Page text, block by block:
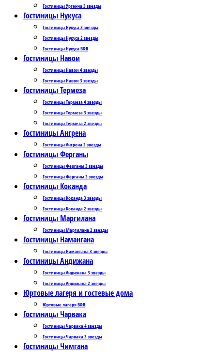
Гостиницы Ургенча 3 звезды
Гостиницы Нукуса
Гостиницы Нукуса 3 звезды
Гостиницы Нукуса 2 звезды
Гостиницы Нукуса B&B
Гостиницы Навои
Гостиницы Навои 4 звезды
Гостиницы Навои 3 звезды
Гостиницы Термеза
Гостиницы Термеза 4 звезды
Гостиницы Термеза 3 звезды
Гостиницы Термеза 2 звезды
Гостиницы Ангрена
Гостиницы Ангрена 2 звезды
Гостиницы Ферганы
Гостиницы Ферганы 3 звезды
Гостиницы Ферганы 2 звезды
Гостиницы Коканда
Гостиницы Коканда 3 звезды
Гостиницы Коканда 2 звезды
Гостиницы Маргилана
Гостиницы Маргилана 2 звезды
Гостиницы Намангана
Гостиницы Намангана 3 звезды
Гостиницы Андижана
Гостиницы Андижана 3 звезды
Гостиницы Андижана 2 звезды
Юртовые лагеря и гостевые дома
Юртовые лагеря B&B
Гостиницы Чарвака
Гостиницы Чарвака 4 звезды
Гостиницы Чарвака 3 звезды
Гостиницы Чимгана